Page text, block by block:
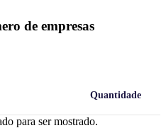
de empresas
Quantidade
para ser mostrado.